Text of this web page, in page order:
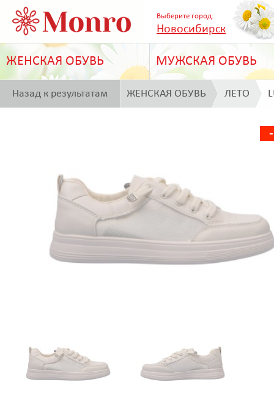
Выберите город:
Новосибирск
ЖЕНСКАЯ ОБУВЬ МУЖСКАЯ ОБУВЬ
Назад к результатам ЖЕНСКАЯ ОБУВЬ ЛЕТО